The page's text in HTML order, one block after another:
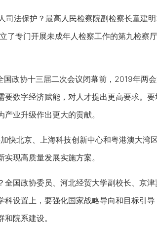
法保护？最高人民检察院副检察长童建明
了专门开展未成年人检察工作的第九检察
协十三届二次会议闭幕前，2019年两
要数字经济赋能，对人才提出更高要求。
业升级作出更大的贡献。
北京、上海科技创新中心和粤港澳大湾
现高质量发展实施方案。
国政协委员、河北经贸大学副校长、京
科设置上，要强化国家战略导向和目标引
院系建设。